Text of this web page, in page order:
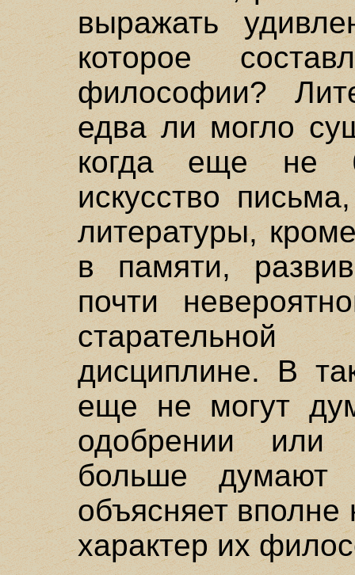
выражать
которое
философии?
едва ли могло
когда еще не
искусство
литературы,
в памяти,
почти
дисциплине. В
еще не могут
одобрении или
больше
объясняет
характер их